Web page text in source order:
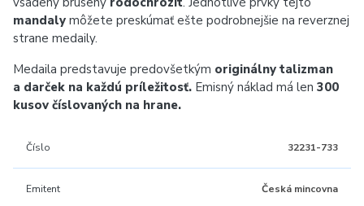
mandaly môžete preskúmať ešte podrobnejšie na reverznej
strane medaily.
Medaila predstavuje predovšetkým originálny talizman
a darček na každú príležitosť. Emisný náklad má len 300
kusov číslovaných na hrane.
Číslo 32231-733
Emitent Česká mincovna